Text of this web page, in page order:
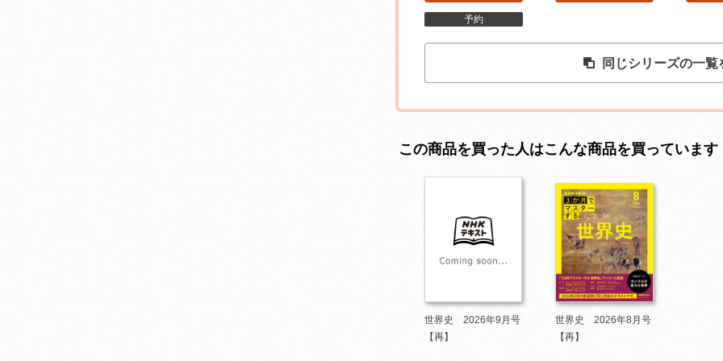
予約
同じシリーズの一覧
この商品を買った人はこんな商品を買っています
世界史 2026年9月号
【再】
世界史 2026年8月号
【再】